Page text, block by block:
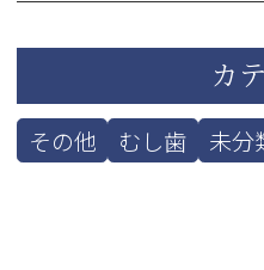
カ
その他 むし歯 未分